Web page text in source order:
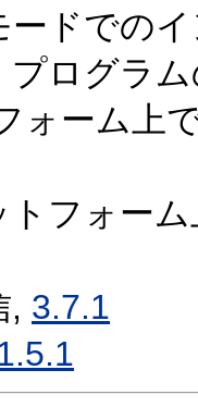
ードでの
プログラ
ォーム上
トフォー
, 3.7.1